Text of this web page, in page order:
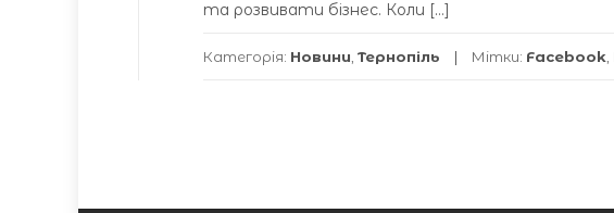
та розвивати бізнес. Коли […]
Категорія: Новини Тернопіль Мітки: Facebook